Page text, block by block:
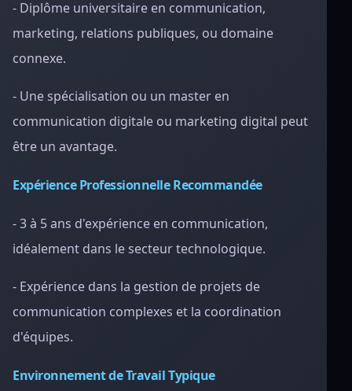
- Diplôme universitaire en communication,
marketing, relations publiques, ou domaine
connexe.
- Une spécialisation ou un master en
communication digitale ou marketing digital peut
être un avantage.
Expérience Professionnelle Recommandée
- 3 à 5 ans d'expérience en communication,
idéalement dans le secteur technologique.
- Expérience dans la gestion de projets de
communication complexes et la coordination
d'équipes.
Environnement de Travail Typique